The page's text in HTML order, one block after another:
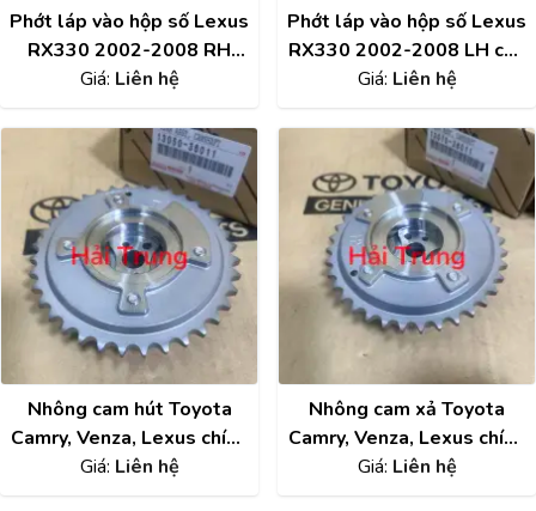
Phớt láp vào hộp số Lexus
RX330 2002-2008 RH
cao cấp 90312-70202
Giá: Liên hệ
Phớt láp vào hộp số Lexus
RX330 2002-2008 LH cao
cấp 90311-50024
Giá: Liên hệ
Nhông cam hút Toyota
Camry, Venza, Lexus chính
hãng 13050-36011
Giá: Liên hệ
Nhông cam xả Toyota
Camry, Venza, Lexus chính
hãng 13070-36011
Giá: Liên hệ